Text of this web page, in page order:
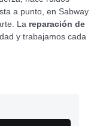
a punto, en Sabway
La reparación de
y trabajamos cada